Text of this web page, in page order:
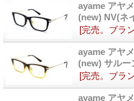
ayame アヤ
(new) NV(ネ
[完売。ブラ
ayame アヤ
(new) サルー
[完売。ブラ
ayame アヤ